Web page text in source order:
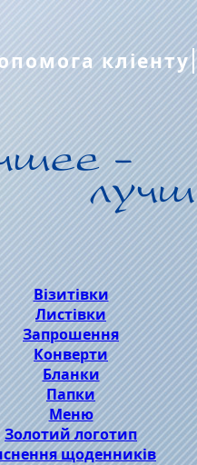
кліенту
Візитівки
Листівки
Запрошення
Конверти
Бланки
Папки
Меню
Золотий логотип
щоденників